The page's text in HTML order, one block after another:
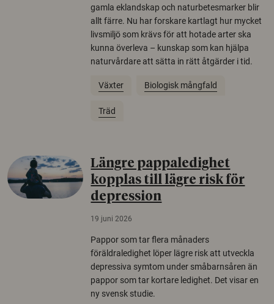
gamla eklandskap och naturbetesmarker blir
allt färre. Nu har forskare kartlagt hur mycket
livsmiljö som krävs för att hotade arter ska
kunna överleva – kunskap som kan hjälpa
naturvårdare att sätta in rätt åtgärder i tid.
Växter Biologisk mångfald
Träd
Längre pappaledighet
kopplas till lägre risk för
depression
19 juni 2026
Pappor som tar flera månaders
föräldraledighet löper lägre risk att utveckla
depressiva symtom under småbarnsåren än
pappor som tar kortare ledighet. Det visar en
ny svensk studie.